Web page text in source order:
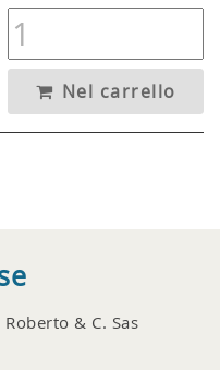
Nel carrello
& C. Sas